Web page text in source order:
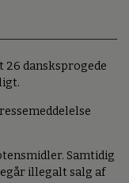
dansksprogede
Samtidig
illegalt salg af